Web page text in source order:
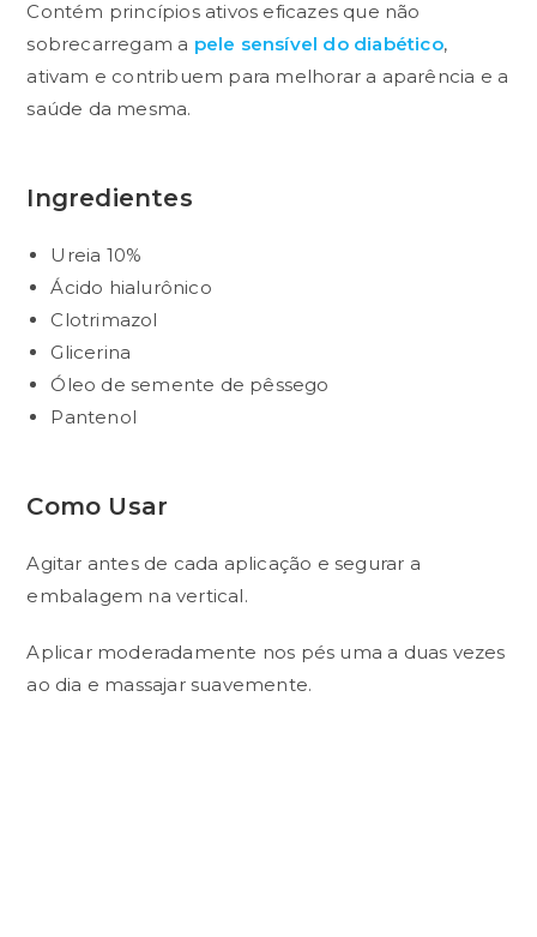
Contém princípios ativos eficazes que não
sobrecarregam a pele sensível do diabético,
ativam e contribuem para melhorar a aparência e a
saúde da mesma.
Ingredientes
Ureia 10%
Ácido hialurônico
Clotrimazol
Glicerina
Óleo de semente de pêssego
Pantenol
Como Usar
Agitar antes de cada aplicação e segurar a
embalagem na vertical.
Aplicar moderadamente nos pés uma a duas vezes
ao dia e massajar suavemente.